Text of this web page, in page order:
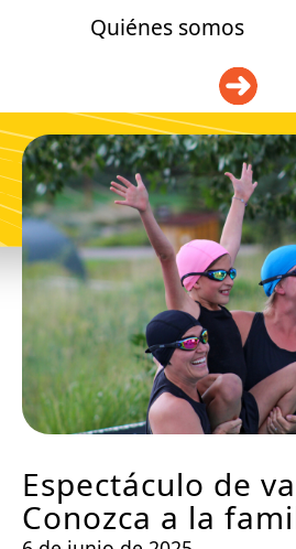
Quiénes somos
Espectáculo de
Conozca a la